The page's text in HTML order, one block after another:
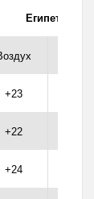
Египет
+23
+22
+24